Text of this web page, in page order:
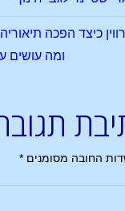
כיצד הפכה
ומה עושים
החובה מסומנים*